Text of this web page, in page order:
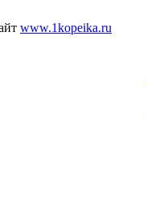
www.1kopeika.ru